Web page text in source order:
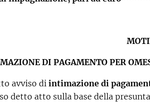
DI PAGAMENTO PER
avviso di intimazione di
detto atto sulla base della